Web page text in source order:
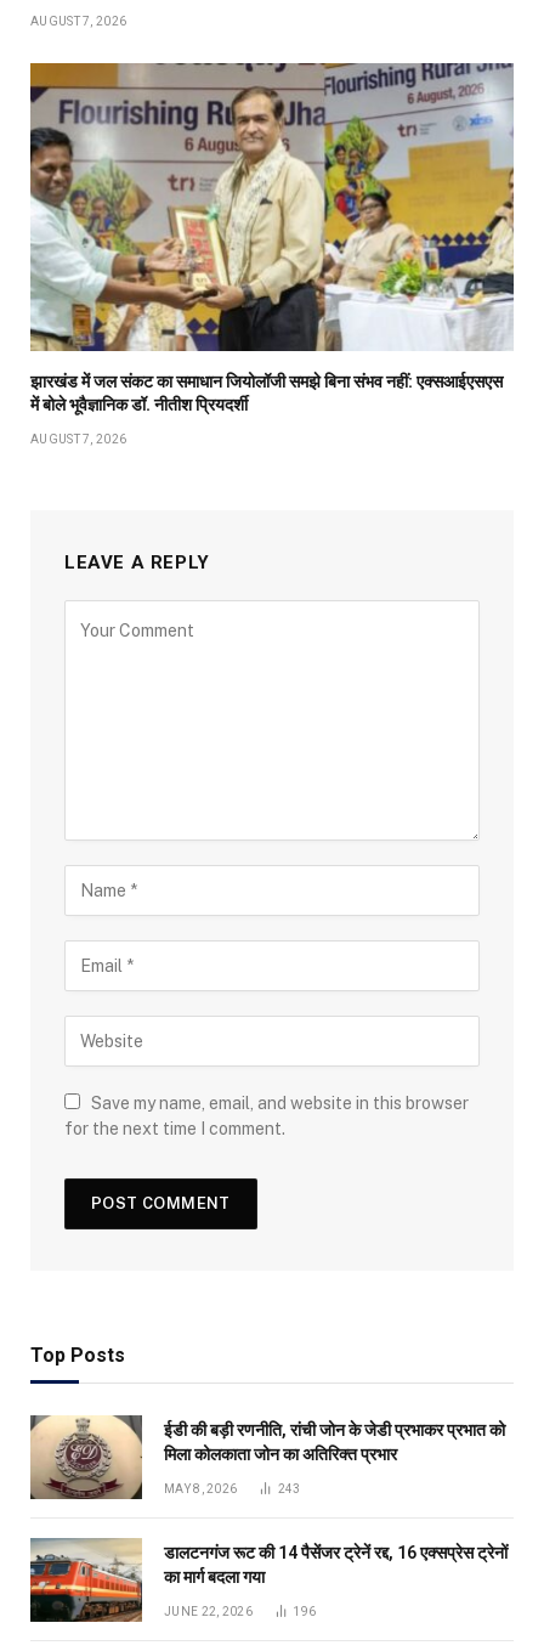
AUGUST 7, 2026
झारखंड में जल संकट का समाधान जियोलॉजी समझे बिना संभव नहीं: एक्सआईएसएस
में बोले भूवैज्ञानिक डॉ. नीतीश प्रियदर्शी
AUGUST 7, 2026
LEAVE A REPLY
Save my name, email, and website in this browser
for the next time I comment.
Top Posts
ईडी की बड़ी रणनीति, रांची जोन के जेडी प्रभाकर प्रभात को
मिला कोलकाता जोन का अतिरिक्त प्रभार
MAY 8, 2026 243
डालटनगंज रूट की 14 पैसेंजर ट्रेनें रद्द, 16 एक्सप्रेस ट्रेनों
का मार्ग बदला गया
JUNE 22, 2026 196